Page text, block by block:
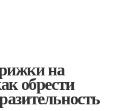
на
обрести